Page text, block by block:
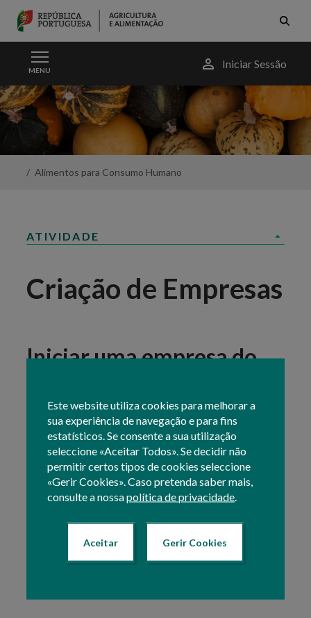
Skip to Main Content
MENU
Menu
utilizador
Iniciar Sessão
Criação
de
Empresas
Portal
Agricultura
Este website utiliza cookies para melhorar a
sua experiência de navegação e para fins
estatísticos. Se consente a sua utilização
seleccione «Aceitar Todos». Se decidir não
permitir certos tipos de cookies seleccione
«Gerir Cookies». Caso pretenda saber mais,
consulte a nossapolítica de privacidade
Aceitar Gerir Cookies
Alimentos para Consumo Humano
ATIVIDADE
Criação de Empresas
Iniciar uma empresa do
Conheça a informação noportal da DGAVrelativa a:
Licenciamento
Registo e Aprovação de Estabelecimentos e
Operadores
Sistema de Gestão de Segurança Alimentar –
HACCP
Comercialização de Pequenas Quantidades
Produzir Alimentos em Casa